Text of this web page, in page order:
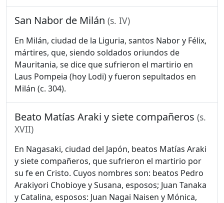
San Nabor de Milán (s. IV)
En Milán, ciudad de la Liguria, santos Nabor y Félix,
mártires, que, siendo soldados oriundos de
Mauritania, se dice que sufrieron el martirio en
Laus Pompeia (hoy Lodi) y fueron sepultados en
Milán (c. 304).
Beato Matías Araki y siete compañeros (s.
XVII)
En Nagasaki, ciudad del Japón, beatos Matías Araki
y siete compañeros, que sufrieron el martirio por
su fe en Cristo. Cuyos nombres son: beatos Pedro
Arakiyori Chobioye y Susana, esposos; Juan Tanaka
y Catalina, esposos: Juan Nagai Naisen y Mónica,